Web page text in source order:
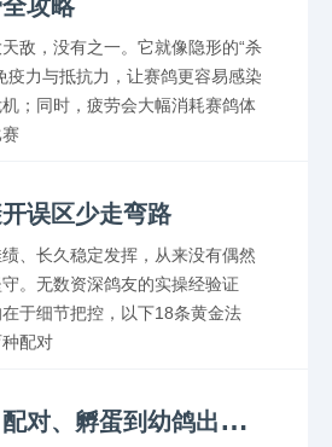
攻略
敌，没有之一。它就像隐形的“杀
疫力与抵抗力，让赛鸽更容易感染
；同时，疲劳会大幅消耗赛鸽体
误区少走弯路
、长久稳定发挥，从来没有偶然
。无数资深鸽友的实操经验证
于细节把控，以下18条黄金法
配对
赛
鸽实操干货！配对、孵蛋到幼鸽出赛全流程